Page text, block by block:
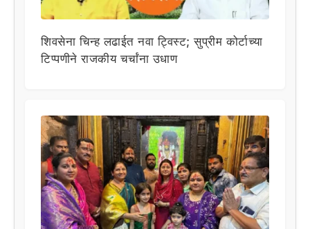
शिवसेना चिन्ह लढाईत नवा ट्विस्ट; सुप्रीम कोर्टाच्या
टिप्पणीने राजकीय चर्चांना उधाण